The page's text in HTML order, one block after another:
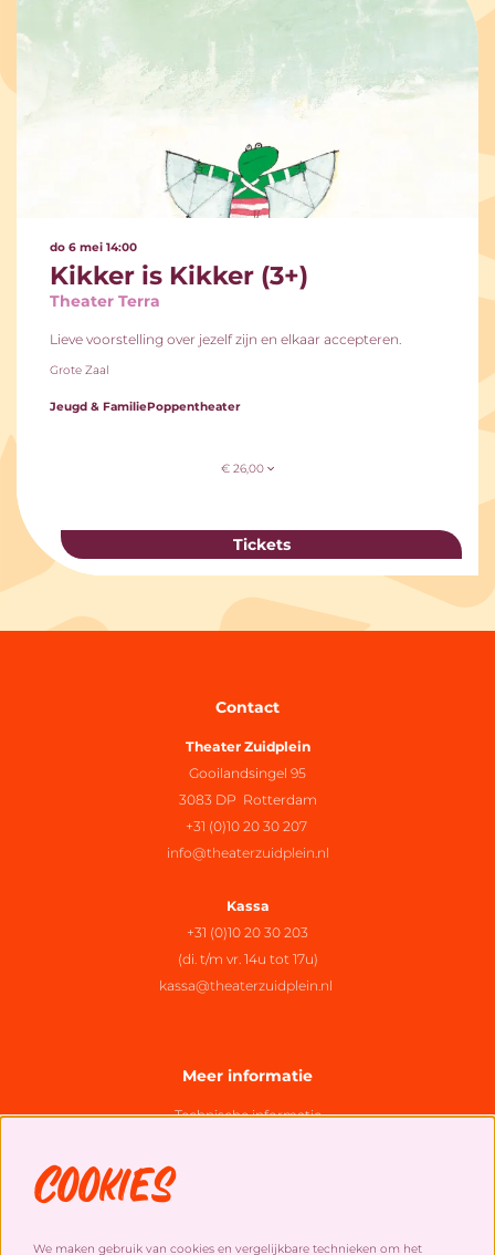
Kikker is Kikker (3+)
Theater Terra
do 6 mei 14:00
Lieve voorstelling over jezelf zijn en elkaar accepteren.
Grote Zaal
Jeugd & FamiliePoppentheater
€ 26,00
Tickets
Contact
Theater Zuidplein
Gooilandsingel 95
3083 DP Rotterdam
+31 (0)10 20 30 207
info@theaterzuidplein.nl
Kassa
+31 (0)10 20 30 203
(di. t/m vr. 14u tot 17u)
kassa@theaterzuidplein.nl
Meer informatie
Technische informatie
Algemene bezoekersvoorwaarden
Cookies
Cookies
We maken gebruik van cookies en vergelijkbare technieken om het